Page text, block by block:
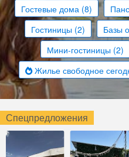
Гостевые дома (8)
Гостиницы (2) Базы
Мини-гостиницы (2)
Жилье свободное
Спецпредложения